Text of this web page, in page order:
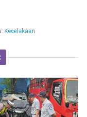
Kecelakaan